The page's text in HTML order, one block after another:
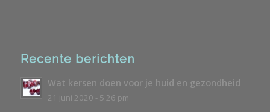
Recente berichten
Wat kersen doen voor je huid en gezondheid
21 juni 2020 - 5:26 pm